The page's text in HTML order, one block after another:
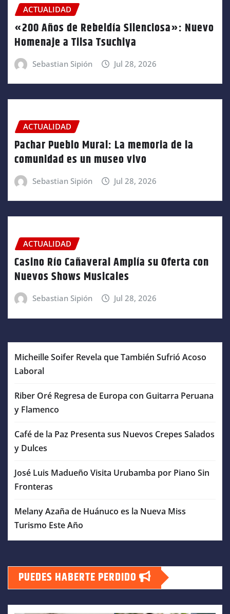
ACTUALIDAD
«200 Años de Rebeldía Silenciosa»: Nuevo
Homenaje a Tilsa Tsuchiya
Sebastian Sipión Jul 28, 2026
ACTUALIDAD
Pachar Pueblo Mural: La memoria de la
comunidad es un museo vivo
Sebastian Sipión Jul 28, 2026
ACTUALIDAD
Casino Río Cañaveral Amplía su Oferta con
Nuevos Shows Musicales
Sebastian Sipión Jul 28, 2026
Micheille Soifer Revela que También Sufrió Acoso
Laboral
Riber Oré Regresa de Europa con Guitarra Peruana
y Flamenco
Café de la Paz Presenta sus Nuevos Crepes Salados
y Dulces
José Luis Madueño Visita Urubamba por Piano Sin
Fronteras
Melany Azaña de Huánuco es la Nueva Miss
Turismo Este Año
PUEDES HABERTE PERDIDO